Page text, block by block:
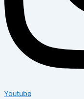
Youtube